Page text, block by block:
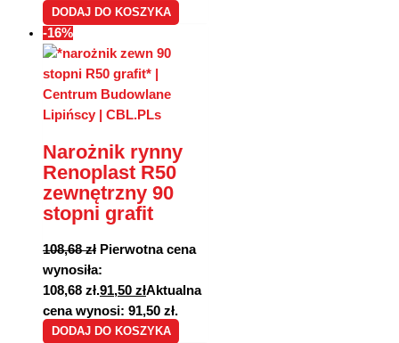
DODAJ DO KOSZYKA
-16%
Narożnik rynny
Renoplast R50
zewnętrzny 90
stopni grafit
108,68zł Pierwotna cena
wynosiła:
108,68 zł.91,50 złAktualna
cena wynosi: 91,50 zł.
DODAJ DO KOSZYKA